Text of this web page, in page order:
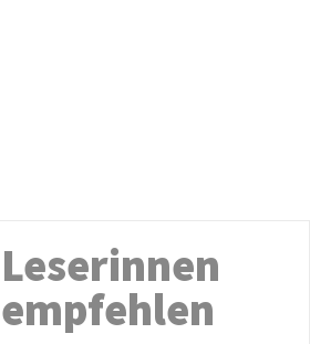
Leserinnen
empfehlen